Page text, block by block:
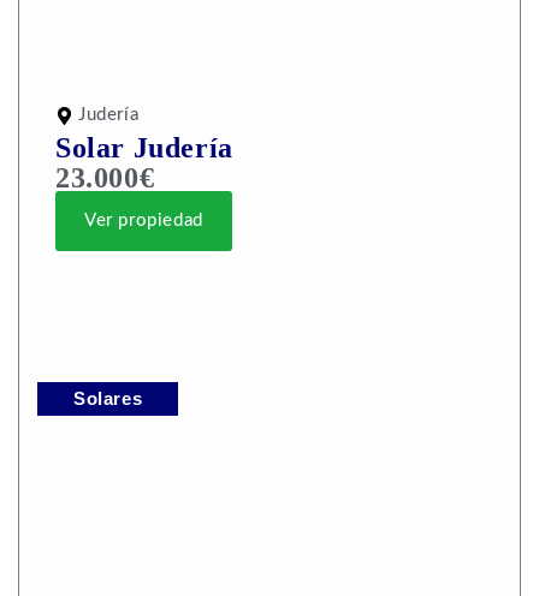
Judería
Solar Judería
23.000€
Ver propiedad
Solares